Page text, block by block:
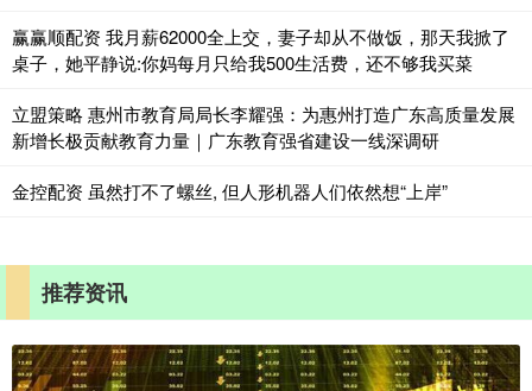
赢赢顺配资 我月薪62000全上交，妻子却从不做饭，那天我掀了
桌子，她平静说:你妈每月只给我500生活费，还不够我买菜
立盟策略 惠州市教育局局长李耀强：为惠州打造广东高质量发展
新增长极贡献教育力量｜广东教育强省建设一线深调研
金控配资 虽然打不了螺丝, 但人形机器人们依然想“上岸”
推荐资讯